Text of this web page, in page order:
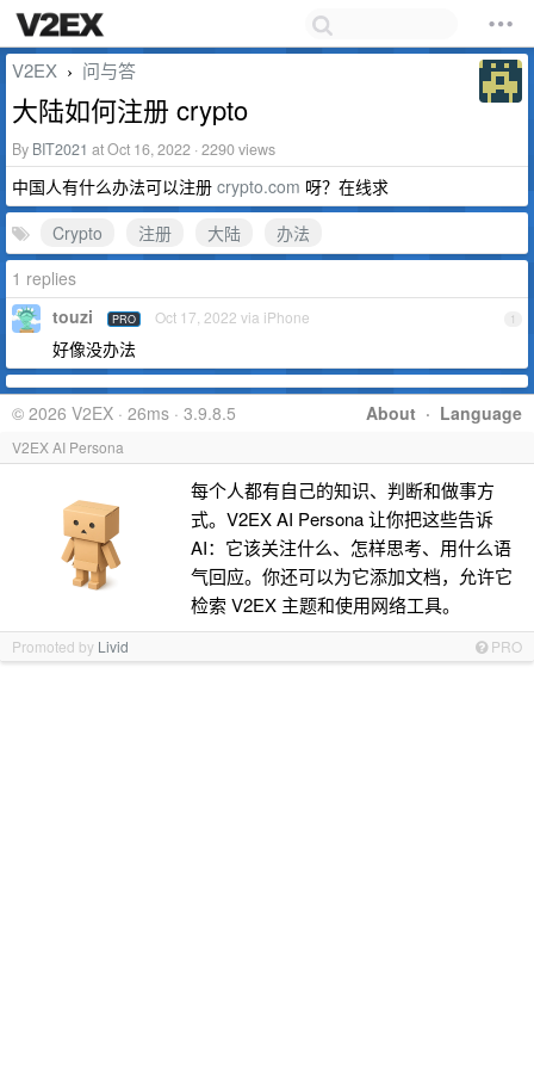
V2EX › 问与答
大陆如何注册 crypto
By BIT2021 at Oct 16, 2022 · 2290 views
中国人有什么办法可以注册 crypto.com 呀？在线求
Crypto
注册 大陆
办法
1 replies
1
touzi PRO Oct 17, 2022 via iPhone
好像没办法
About · Language
© 2026 V2EX · 26ms · 3.9.8.5
V2EX AI Persona
每个人都有自己的知识、判断和做事方
式。V2EX AI Persona 让你把这些告诉
AI：它该关注什么、怎样思考、用什么语
气回应。你还可以为它添加文档，允许它
检索 V2EX 主题和使用网络工具。
Promoted by Livid PRO